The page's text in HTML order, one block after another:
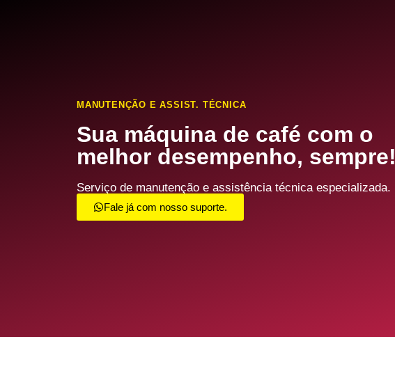
MANUTENÇÃO E ASSIST. TÉCNICA
Sua máquina de café com o
melhor desempenho, sempre!
Serviço de manutenção e assistência técnica especializada.
Fale já com nosso suporte.